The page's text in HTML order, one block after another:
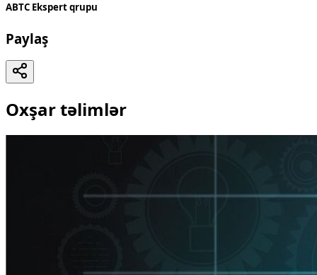
ABTC Ekspert qrupu
Paylaş
Oxşar təlimlər